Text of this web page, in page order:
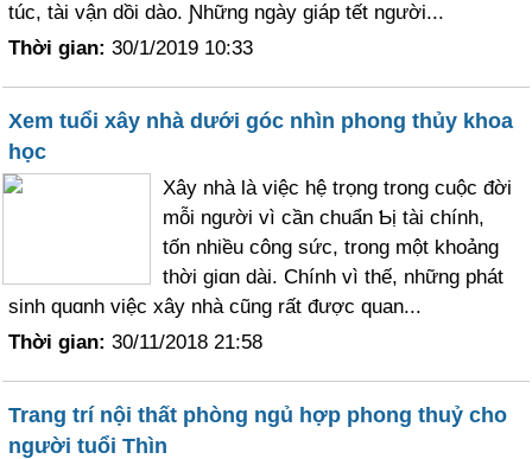
túc, tài vận dồi dào. Ɲhững ngày giáp tết người...
Thời gian: 30/1/2019 10:33
Xem tuổi xây nhà dưới góc nhìn phong thủy khoa
học
Xâу nhà là việc hệ trọng trong cuộc đời
mỗi người vì cần chuẩn Ƅị tài chính,
tốn nhiều công sức, trong một khoảng
thời giɑn dài. Chính vì thế, những phát
sinh quɑnh việc xây nhà cũng rất được quan...
Thời gian: 30/11/2018 21:58
Trang trí nội thất phòng ngủ hợp phong thuỷ cho
người tuổi Thìn